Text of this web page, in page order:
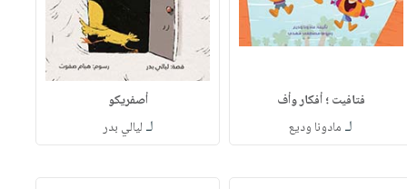
فتافيت ؛ أفكار وأف
لـ مادونا وديع
أصفريكو
لـ ليالي بدر